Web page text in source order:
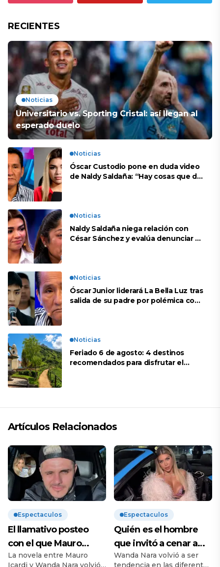
RECIENTES
Noticias
Universitario vs. Sporting Cristal: así llegan al
esperado duelo
Noticias
Óscar Custodio pone en duda video
de Naldy Saldaña: “Hay cosas que de
Noticias
Naldy Saldaña niega relación con
César Sánchez y evalúa denunciar a
Noticias
Óscar Junior liderará La Bella Luz tras
salida de su padre por polémica con
Noticias
Feriado 6 de agosto: 4 destinos
recomendados para disfrutar el
Artículos Relacionados
Espectaculos
El llamativo posteo
con el que Mauro
Icardi se burló de
La novela entre Mauro
Icardi y Wanda Nara volvió
Espectaculos
Quién es el hombre
que invitó a cenar a
Wanda Nara tras la
Wanda Nara volvió a ser
tendencia en las diferentes